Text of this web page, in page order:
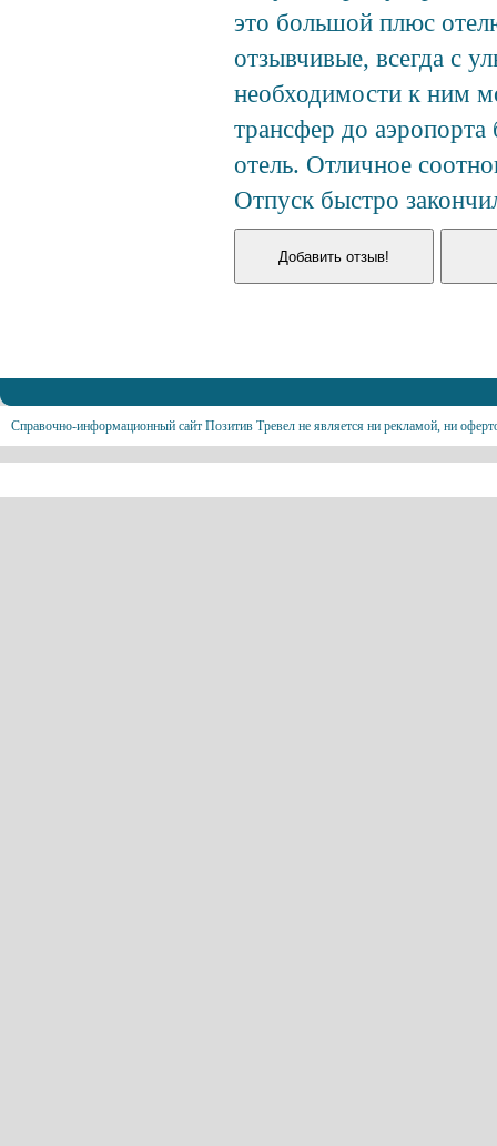
это большой плюс
отзывчивые, всегда с
необходимости к ним
трансфер до
отель. Отличное
Отпуск быстро
Справочно-информационный сайт Позитив Тревел не является ни рекламой, ни